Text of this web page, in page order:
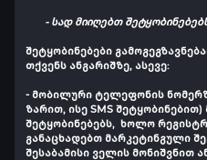
- სად მიიღებთ
შეტყობინებები
თქვენს ანგარიშზე, ასევე:
- მობილური ტელეფონის
ზარით, ისე SMS
შეტყობინებებს, ხოლო
განაცხადებთ მარკეტინგული
შესაბამისი ველის მონიშვნით